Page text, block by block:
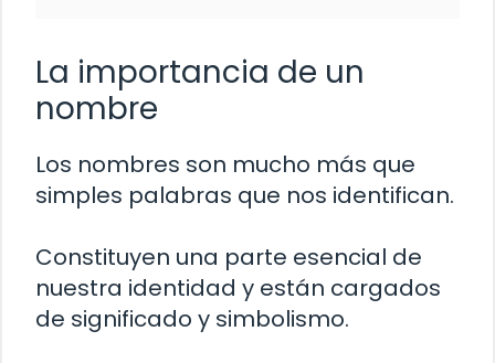
La importancia de un
nombre
Los nombres son mucho más que
simples palabras que nos identifican.
Constituyen una parte esencial de
nuestra identidad y están cargados
de significado y simbolismo.